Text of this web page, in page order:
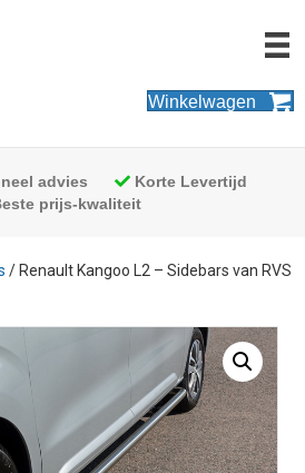
Winkelwagen
advies
Korte Levertijd
prijs-kwaliteit
/ Renault Kangoo L2 – Sidebars van RVS